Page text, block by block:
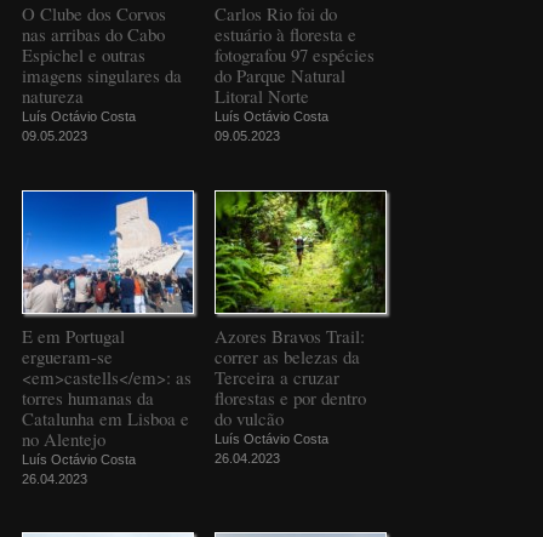
O Clube dos Corvos
nas arribas do Cabo
Espichel e outras
imagens singulares da
natureza
Luís Octávio Costa
09.05.2023
Carlos Rio foi do
estuário à floresta e
fotografou 97 espécies
do Parque Natural
Litoral Norte
Luís Octávio Costa
09.05.2023
E em Portugal
ergueram-se
<em>castells</em>: as
torres humanas da
Catalunha em Lisboa e
no Alentejo
Luís Octávio Costa
26.04.2023
Azores Bravos Trail:
correr as belezas da
Terceira a cruzar
florestas e por dentro
do vulcão
Luís Octávio Costa
26.04.2023